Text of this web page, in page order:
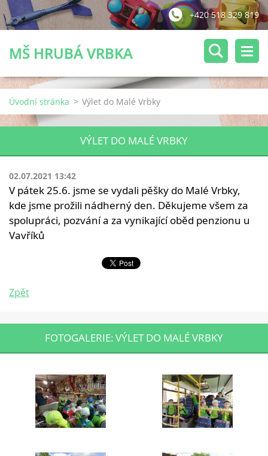
+420 518 329 819
MŠ HRUBÁ VRBKA
Úvodní stránka > Výlet do Malé Vrbky
VÝLET DO MALÉ VRBKY
02.07.2021 13:42
V pátek 25.6. jsme se vydali pěšky do Malé Vrbky,
kde jsme prožili nádherný den. Děkujeme všem za
spolupráci, pozvání a za vynikající oběd penzionu u
Vavříků
Zpět
FOTOGALERIE: VÝLET DO MALÉ VRBKY